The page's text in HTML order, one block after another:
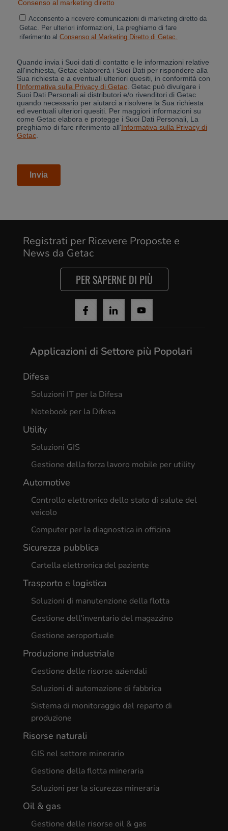
Registrati per Ricevere Proposte e
News da Getac
PER SAPERNE DI PIÙ
Applicazioni di Settore più Popolari
Difesa
Soluzioni IT per la Difesa
Notebook per la Difesa
Utility
Soluzioni GIS
Gestione della forza lavoro mobile per utility
Automotive
Controllo elettronico dello stato di salute del
veicolo
Computer per la diagnostica in officina
Sicurezza pubblica
Cartella elettronica del paziente
Trasporto e logistica
Soluzioni di manutenzione della flotta
Gestione dell'inventario del magazzino
Gestione aeroportuale
Produzione industriale
Gestione delle risorse aziendali
Soluzioni di automazione di fabbrica
Sistema di monitoraggio del reparto di
produzione
Risorse naturali
GIS nel settore minerario
Gestione della flotta mineraria
Soluzioni per la sicurezza mineraria
Oil & gas
Gestione delle risorse oil & gas